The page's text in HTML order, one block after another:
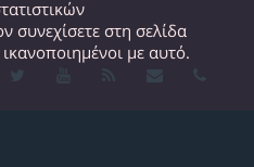
συνεχίσετε στη σελίδα
με αυτό.